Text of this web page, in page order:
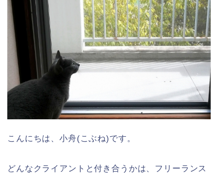
こんにちは、小舟(こぶね)です。
どんなクライアントと付き合うかは、フリーランス